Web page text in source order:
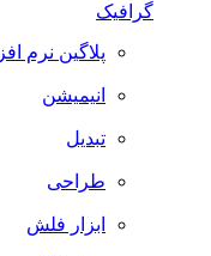
گرافیک
پلاگین نرم
انیمیشن
تبدیل
طراحی
ابزار فلش